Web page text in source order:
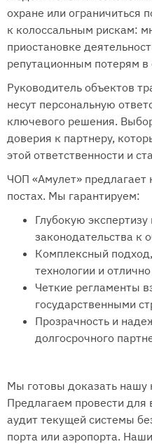
охране или ограничиться
к колоссальным рискам:
приостановке
репутационным потерям в
Руководитель объектов
несут персональную
ключевого решения.
доверия к партнеру,
этой ответственности и
ЧОП «Амулет» предлагает
постах. Мы гарантируем:
Глубокую
законодательства к
Комплексный
технологии и
Четкие регламенты
государственными
Прозрачность и
долгосрочного
Мы готовы доказать нашу
Предлагаем провести
аудит текущей системы
порта или аэропорта.